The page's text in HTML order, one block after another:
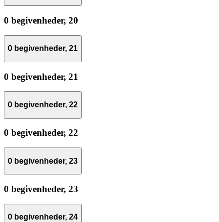
0 begivenheder, 20
0 begivenheder, 21
0 begivenheder, 21
0 begivenheder, 22
0 begivenheder, 22
0 begivenheder, 23
0 begivenheder, 23
0 begivenheder, 24